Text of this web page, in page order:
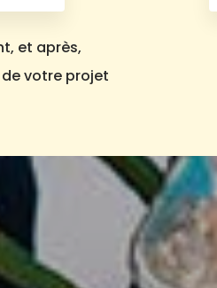
et après,
de votre projet